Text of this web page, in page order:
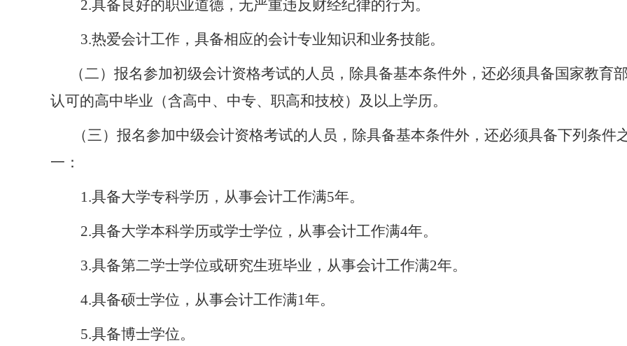
2.具备良好的职业道德，无严重违反财经纪律的行为。
3.热爱会计工作，具备相应的会计专业知识和业务技能。
（二）报名参加初级会计资格考试的人员，除具备基本条件外，还必须具备国家教育
认可的高中毕业（含高中、中专、职高和技校）及以上学历。
（三） 报名参加中级会计资格考试的人员，除具备基本条件外，还必须具备下列条件
一：
1.具备大学专科学历，从事会计工作满5年。
2.具备大学本科学历或学士学位，从事会计工作满4年。
3.具备第二学士学位或研究生班毕业，从事会计工作满2年。
4.具备硕士学位，从事会计工作满1年。
5.具备博士学位。